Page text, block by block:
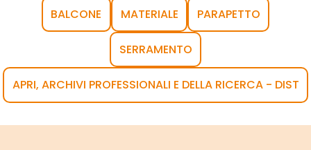
BALCONE MATERIALE PARAPETTO
SERRAMENTO
APRI, ARCHIVI PROFESSIONALI E DELLA RICERCA - DIST